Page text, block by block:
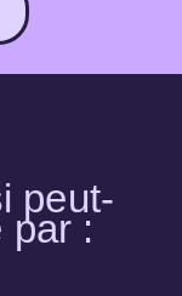
peut-
par :